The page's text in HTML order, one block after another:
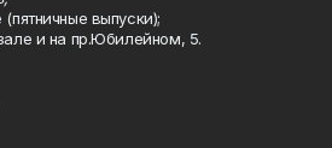
выпуски);
и на пр.Юбилейном, 5.